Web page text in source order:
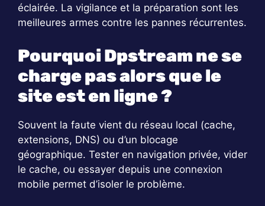
éclairée. La vigilance et la préparation sont les
meilleures armes contre les pannes récurrentes.
Pourquoi Dpstream ne se
charge pas alors que le
site est en ligne ?
Souvent la faute vient du réseau local (cache,
extensions, DNS) ou d’un blocage
géographique. Tester en navigation privée, vider
le cache, ou essayer depuis une connexion
mobile permet d’isoler le problème.